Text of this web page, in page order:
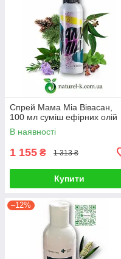
Спрей Мама Міа Вівасан,
100 мл суміш ефірних олій
В наявності
1 155 ₴ 1 313 ₴
Купити
–12%